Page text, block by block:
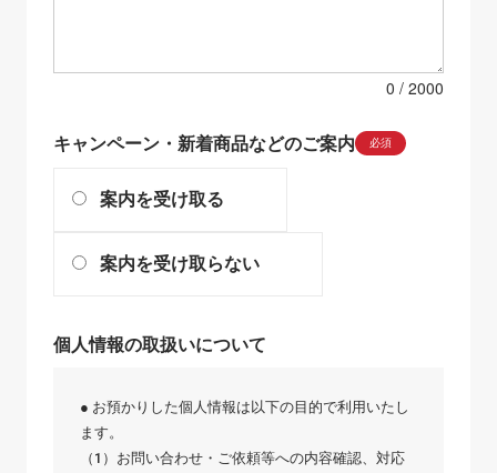
0
キャンペーン・新着商品などのご案内 必須
案内を受け取る
案内を受け取らない
個人情報の取扱いについて
● お預かりした個人情報は以下の目的で利用いたし
ます。
（1）お問い合わせ・ご依頼等への内容確認、対応